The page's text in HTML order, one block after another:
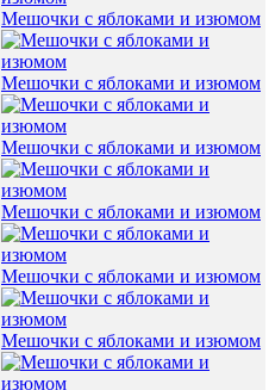
Мешочки с яблоками и изюмом
Мешочки с яблоками и изюмом
Мешочки с яблоками и изюмом
Мешочки с яблоками и изюмом
Мешочки с яблоками и изюмом
Мешочки с яблоками и изюмом